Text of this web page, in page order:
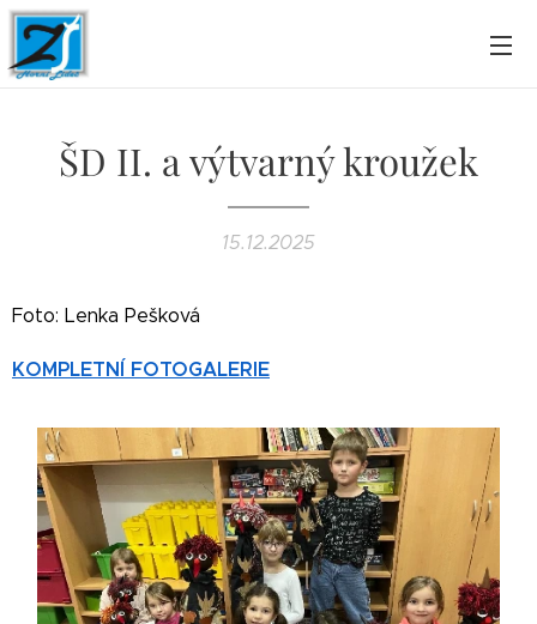
ŠD II. a výtvarný kroužek
15.12.2025
Foto: Lenka Pešková
KOMPLETNÍ FOTOGALERIE